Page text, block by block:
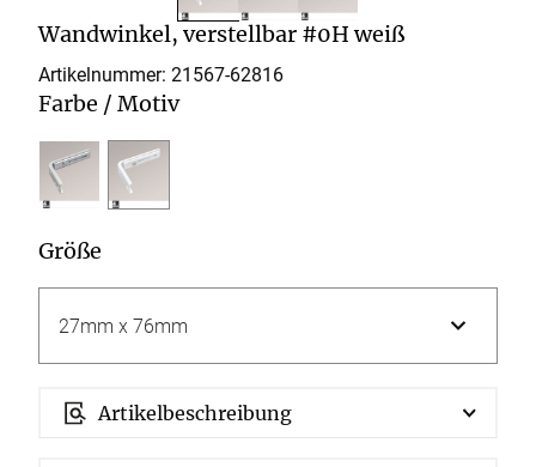
Wandwinkel, verstellbar #0H weiß
Artikelnummer: 21567-62816
Farbe / Motiv
Größe
Artikelbeschreibung